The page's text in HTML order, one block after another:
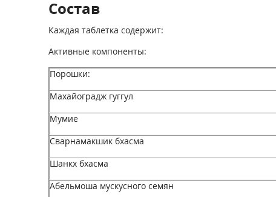
Состав
Каждая таблетка содержит:
Активные компоненты:
Порошки:
Махайоградж гуггул
Мумие
Сварнамакшик бхасма
Шанкх бхасма
Абельмоша мускусного семян